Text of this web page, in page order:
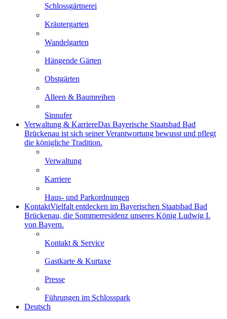
Schlossgärtnerei
Kräutergarten
Wandelgarten
Hängende Gärten
Obstgärten
Alleen & Baumreihen
Sinnufer
Verwaltung & KarriereDas Bayerische Staatsbad Bad
Brückenau ist sich seiner Verantwortung bewusst und pflegt
die königliche Tradition.
Verwaltung
Karriere
Haus- und Parkordnungen
KontaktVielfalt entdecken im Bayerischen Staatsbad Bad
Brückenau, die Sommerresidenz unseres König Ludwig I.
von Bayern.
Kontakt & Service
Gastkarte & Kurtaxe
Presse
Führungen im Schlosspark
Deutsch